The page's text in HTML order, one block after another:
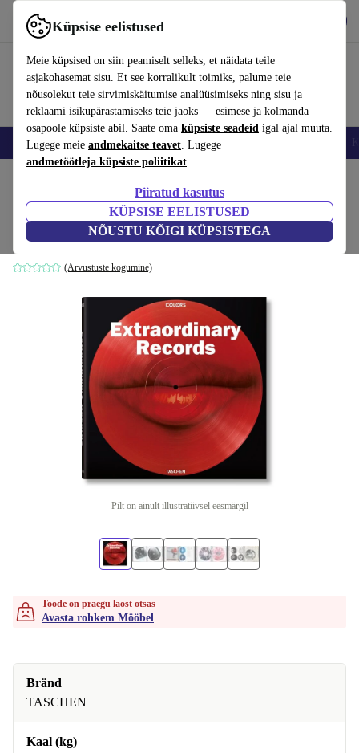
Küpsise eelistused
Meie küpsised on siin peamiselt selleks, et näidata teile
asjakohasemat sisu. Et see korralikult toimiks, palume teie
nõusolekut teie sirvimiskäitumise analüüsimiseks ning sisu ja
reklaami isikupärastamiseks teie jaoks — esimese ja kolmanda
osapoole küpsiste abil. Saate oma küpsiste seadeid igal ajal muuta.
Lugege meie andmekaitse teavet. Lugege
andmetöötleja küpsiste poliitikat
Piiratud kasutus
KÜPSISE EELISTUSED
NÕUSTU KÕIGI KÜPSISTEGA
Kasuta rakendust refurbed kiirelt ja lihtsalt
Nutitelefoni Sülearvutid Tahvelarvutid Nutikellad
Extraordinary Records
valge
(Arvustuste kogumine)
Pilt on ainult illustratiivsel eesmärgil
Toode on praegu laost otsas
Avasta rohkem Mööbel
Bränd
TASCHEN
Kaal (kg)